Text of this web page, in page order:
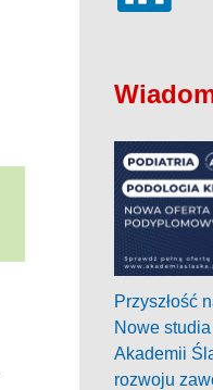
Przyszłość
Nowe
Akademii
rozwoju